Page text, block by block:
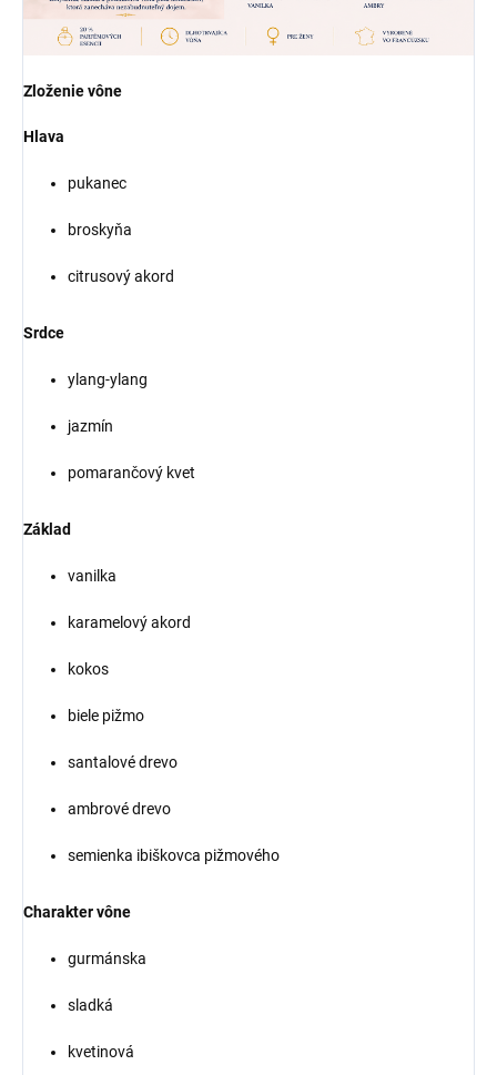
Zloženie vône
Hlava
pukanec
broskyňa
citrusový akord
Srdce
ylang-ylang
jazmín
pomarančový kvet
Základ
vanilka
karamelový akord
kokos
biele pižmo
santalové drevo
ambrové drevo
semienka ibiškovca pižmového
Charakter vône
gurmánska
sladká
kvetinová